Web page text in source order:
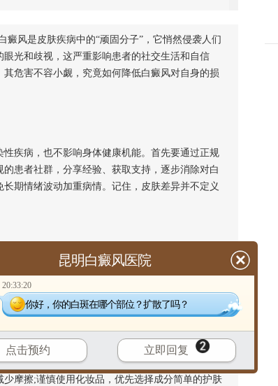
风是皮肤疾病中的“顽固分子”，它悄然侵袭人们
光和歧视，这严重影响患者的社交生活和自信
危害不容小觑，究竟如何降低白癜风对自身的损
疾病，也不影响身体健康机能。首先要通过正规
患者社群，分享经验、获取支持，逐步消除对白
期情绪波动加重病情。记住，皮肤差异并不定义
法”。应在专业医生指导下，根据白斑类型
，及时反馈皮肤反应，由医生调整疗程。同时理
才能避免半途而废。
晒(如穿长袖衣裤)或涂抹温和的防晒霜。谨慎对待皮
摩擦;谨慎使用化妆品，优先选择成分简单的护肤
昆明白癜风医院
20:33:20
你好，你的白斑在哪个部位？扩散了吗？
点击预约 立即回复